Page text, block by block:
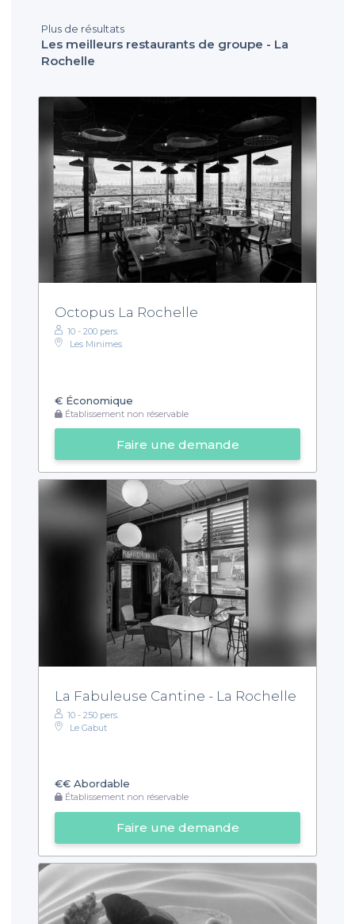
Plus de résultats
Les meilleurs restaurants de groupe - La
Rochelle
Octopus La Rochelle
10 - 200 pers.
Les Minimes
€ Économique
Établissement non réservable
Faire une demande
La Fabuleuse Cantine - La Rochelle
10 - 250 pers.
Le Gabut
€€ Abordable
Établissement non réservable
Faire une demande